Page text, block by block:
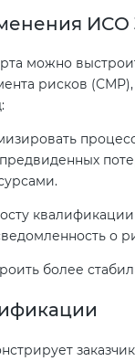
ИСО
можно
рисков (СМР),
о
более
ТС 020)
товаров
легкой
(ТР ТС 017)
ТС 010)